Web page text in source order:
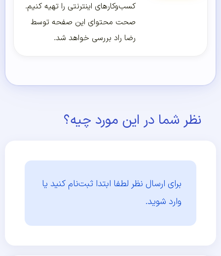
کسب‌و‌کارهای اینترنتی را تهیه کنیم.
صحت محتوای این صفحه توسط
رضا راد بررسی خواهد شد.
نظر شما در این مورد چیه؟
برای ارسال نظر لطفا ابتدا ثبت‌نام کنید یا
وارد شوید.